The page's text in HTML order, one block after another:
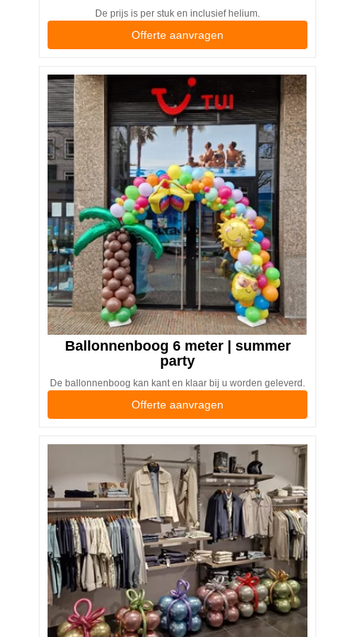
De prijs is per stuk en inclusief helium.
Offerte aanvragen
Ballonnenboog 6 meter | summer
party
De ballonnenboog kan kant en klaar bij u worden geleverd.
Offerte aanvragen